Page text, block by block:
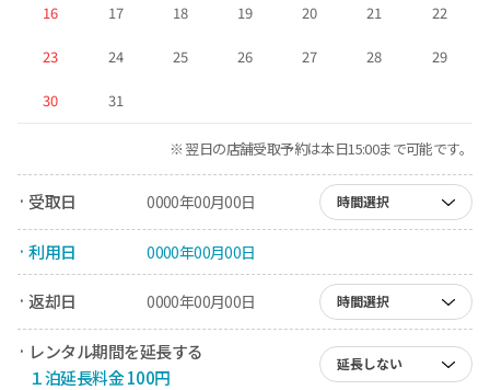
16 17 18 19 20 21 22
23 24 25 26 27 28 29
30 31
※ 翌日の店舗受取予約は本日15:00まで可能です。
· 受取日 0000年00月00日 時間選択
· 利用日 0000年00月00日
· 返却日 0000年00月00日 時間選択
· レンタル期間を延長する
１泊延長料金 100円
延長しない